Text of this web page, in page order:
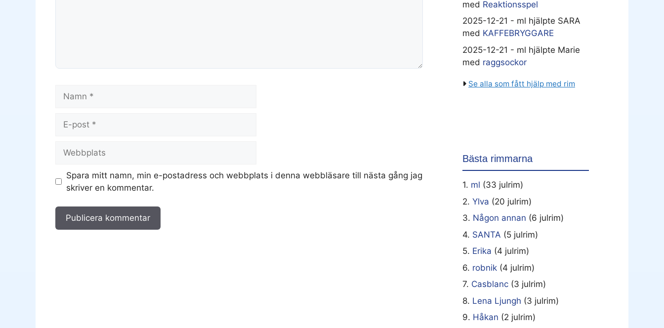
post
Spara mitt namn, min e-postadress och webbplats i denna webbläsare till nästa gång jag
skriver en kommentar.
med Reaktionsspel
2025-12-21 - ml hjälpte SARA
med KAFFEBRYGGARE
2025-12-21 - ml hjälpte Marie
med raggsockor
Se alla som fått hjälp med rim
Bästa rimmarna
1. ml (33 julrim)
2. Ylva (20 julrim)
3. Någon annan (6 julrim)
4. SANTA (5 julrim)
5. Erika (4 julrim)
6. robnik (4 julrim)
7. Casblanc (3 julrim)
8. Lena Ljungh (3 julrim)
9. Håkan (2 julrim)